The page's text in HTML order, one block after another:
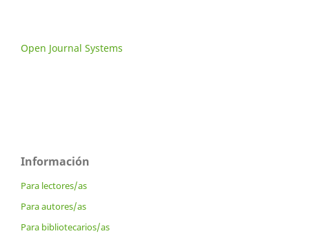
Open Journal Systems
Información
Para lectores/as
Para autores/as
Para bibliotecarios/as